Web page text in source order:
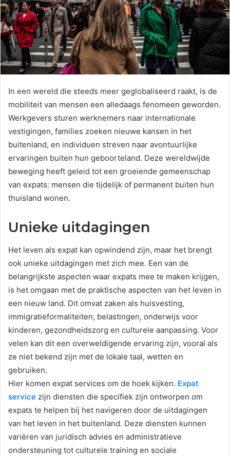
In een wereld die steeds meer geglobaliseerd raakt, is de
mobiliteit van mensen een alledaags fenomeen geworden.
Werkgevers sturen werknemers naar internationale
vestigingen, families zoeken nieuwe kansen in het
buitenland, en individuen streven naar avontuurlijke
ervaringen buiten hun geboorteland. Deze wereldwijde
beweging heeft geleid tot een groeiende gemeenschap
van expats: mensen die tijdelijk of permanent buiten hun
thuisland wonen.
Unieke uitdagingen
Het leven als expat kan opwindend zijn, maar het brengt
ook unieke uitdagingen met zich mee. Een van de
belangrijkste aspecten waar expats mee te maken krijgen,
is het omgaan met de praktische aspecten van het leven in
een nieuw land. Dit omvat zaken als huisvesting,
immigratieformaliteiten, belastingen, onderwijs voor
kinderen, gezondheidszorg en culturele aanpassing. Voor
velen kan dit een overweldigende ervaring zijn, vooral als
ze niet bekend zijn met de lokale taal, wetten en
gebruiken.
Hier komen expat services om de hoek kijken. Expat
service zijn diensten die specifiek zijn ontworpen om
expats te helpen bij het navigeren door de uitdagingen
van het leven in het buitenland. Deze diensten kunnen
variëren van juridisch advies en administratieve
ondersteuning tot culturele training en sociale